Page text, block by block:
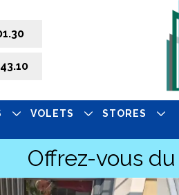
VOLETS STORES
Offrez-vous du